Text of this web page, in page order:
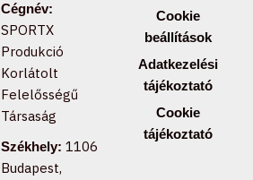
Cégnév:
SPORTX
Produkció
Korlátolt
Felelősségű
Társaság
Székhely: 1106
Budapest,
Cookie
beállítások
Adatkezelési
tájékoztató
Cookie
tájékoztató